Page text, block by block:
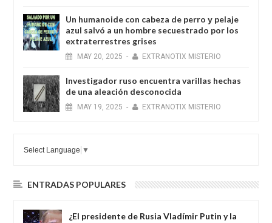
Un humanoide con cabeza de perro у pelaje
azul salvó a un hombre secuestrado por los
extraterrestres grises
MAY 20, 2025 - EXTRANOTIX MISTERIO
Investigador ruso encuentra varillas hechas
de una aleación desconocida
MAY 19, 2025 - EXTRANOTIX MISTERIO
Select Language ▼
ENTRADAS POPULARES
¿El presidente de Rusia Vladímir Putin y la